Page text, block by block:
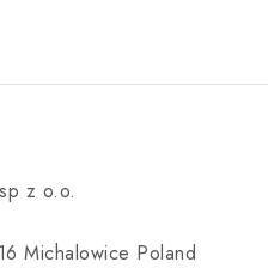
z o.o.
Michalowice Poland